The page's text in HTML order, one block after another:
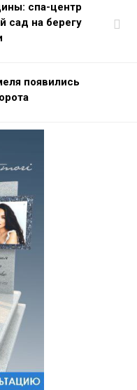
спа-центр
сад на берегу
появились